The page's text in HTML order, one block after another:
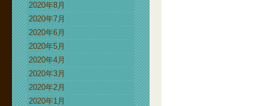
2020年8月
2020年7月
2020年6月
2020年5月
2020年4月
2020年3月
2020年2月
2020年1月